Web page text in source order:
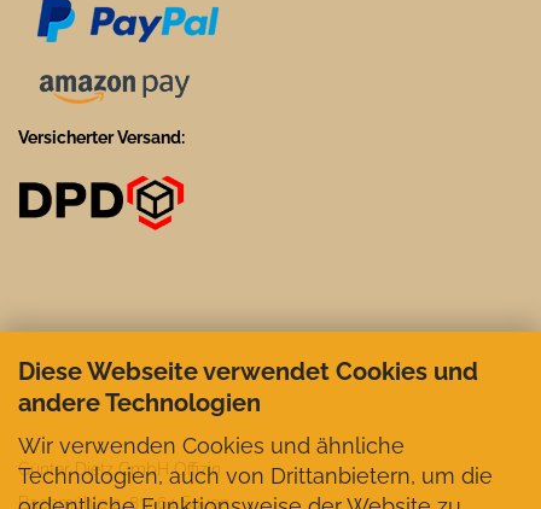
Diese Webseite verwendet Cookies und
andere Technologien
Wir verwenden Cookies und ähnliche
Technologien, auch von Drittanbietern, um die
Versicherter Versand:
Günter Dietz GmbH Offizin
Bachmühle 2, 83564 Soyen